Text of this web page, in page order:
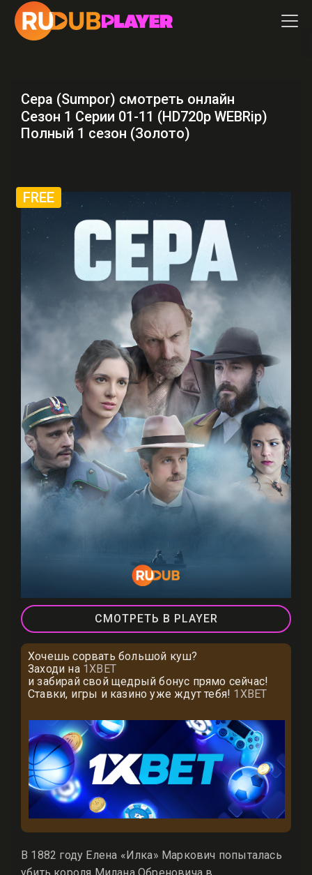
Сера (Sumpor) смотреть онлайн
Сезон 1 Серии 01-11 (HD720p WEBRip)
Полный 1 сезон (Золото)
FREE
СМОТРЕТЬ В PLAYER
Хочешь сорвать большой куш?
Заходи на 1XBET
и забирай свой щедрый бонус прямо сейчас!
Ставки, игры и казино уже ждут тебя! 1XBET
В 1882 году Елена «Илка» Маркович попыталась